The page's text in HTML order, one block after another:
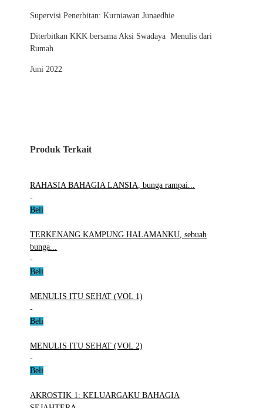
Supervisi Penerbitan: Kurniawan Junaedhie
Diterbitkan KKK bersama Aksi Swadaya Menulis dari
Rumah
Juni 2022
Produk Terkait
RAHASIA BAHAGIA LANSIA, bunga rampai...
-
Beli
TERKENANG KAMPUNG HALAMANKU, sebuah
bunga...
-
Beli
MENULIS ITU SEHAT (VOL 1)
-
Beli
MENULIS ITU SEHAT (VOL 2)
-
Beli
AKROSTIK 1: KELUARGAKU BAHAGIA